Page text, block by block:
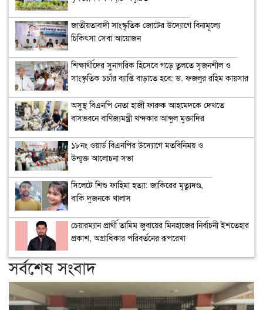
জাতীয়তাবাদী সাংস্কৃতিক জোটের উদ্যোগে বিনামূল্যে
চিকিৎসা সেবা আয়োজন
শিক্ষার্থীদের সুনাগরিক হিসেবে গড়ে তুলতে সৃজনশীল ও
সাংস্কৃতিক চর্চার ব্যাপ্তি বাড়াতে হবে: ড. ফজলুর রহিম কায়সার
অসুস্থ বিএনপি নেতা হাজী ফারুক আহমেদকে দেখতে
বাসভবনে বাণিজ্যমন্ত্রী খন্দকার আব্দুল মুক্তাদির
১৮নং ওয়ার্ড বিএনপির উদ্যোগে মতবিনিময় ও
উন্মুক্ত আলোচনা সভা
সিলেটে শিশু ফাহিমা হত্যা: জাকিরের মৃত্যুদণ্ড,
বাকি দুজনকে খালাস
চেয়ারম্যান প্রার্থী তামিম জুবায়ের মিনহাজের নির্বাচনী ইশতেহার
প্রকাশ, অগ্রাধিকার পরিবর্তনের রূপরেখা
সর্বশেষ সংবাদ